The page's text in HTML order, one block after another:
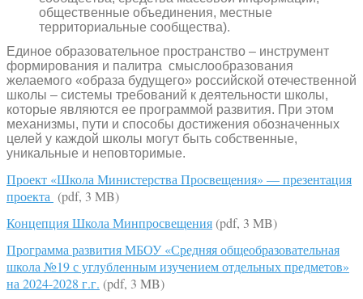
общественные объединения, местные
территориальные сообщества).
Единое образовательное пространство – инструмент
формирования и палитра смыслообразования
желаемого «образа будущего» российской отечественной
школы – системы требований к деятельности школы,
которые являются ее программой развития. При этом
механизмы, пути и способы достижения обозначенных
целей у каждой школы могут быть собственные,
уникальные и неповторимые.
Проект «Школа Министерства Просвещения» — презентация
проекта (pdf, 3 MB)
Концепция Школа Минпросвещения (pdf, 3 MB)
Программа развития МБОУ «Средняя общеобразовательная
школа №19 с углубленным изучением отдельных предметов»
на 2024-2028 г.г. (pdf, 3 MB)